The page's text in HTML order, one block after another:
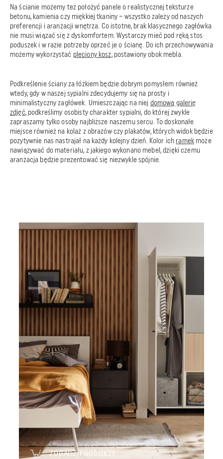
Na ścianie możemy też położyć panele o realistycznej teksturze
betonu, kamienia czy miękkiej tkaniny – wszystko zależy od naszych
preferencji i aranżacji wnętrza. Co istotne, brak klasycznego zagłówka
nie musi wiązać się z dyskomfortem. Wystarczy mieć pod ręką stos
poduszek i w razie potrzeby oprzeć je o ścianę. Do ich przechowywania
możemy wykorzystać pleciony kosz, postawiony obok mebla.
Podkreślenie ściany za łóżkiem będzie dobrym pomysłem również
wtedy, gdy w naszej sypialni zdecydujemy się na prosty i
minimalistyczny zagłówek. Umieszczając na niej domową galerię
zdjęć, podkreślimy osobisty charakter sypialni, do której zwykle
zapraszamy tylko osoby najbliższe naszemu sercu. To doskonałe
miejsce również na kolaż z obrazów czy plakatów, których widok będzie
pozytywnie nas nastrajał na każdy kolejny dzień. Kolor ich ramekmoże
nawiązywać do materiału, z jakiego wykonano mebel, dzięki czemu
aranżacja będzie prezentować się niezwykle spójnie.
ZOBACZ PRODUKTY